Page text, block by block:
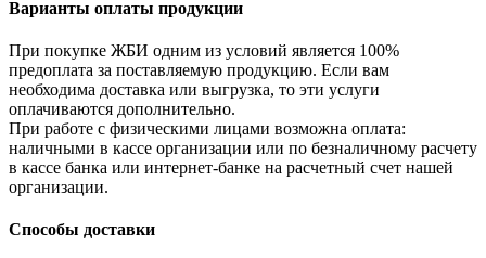
Варианты оплаты продукции
При покупке ЖБИ одним из условий является 100%
предоплата за поставляемую продукцию. Если вам
необходима доставка или выгрузка, то эти услуги
оплачиваются дополнительно.
При работе с физическими лицами возможна оплата:
наличными в кассе организации или по безналичному расчету
в кассе банка или интернет-банке на расчетный счет нашей
организации.
Способы доставки